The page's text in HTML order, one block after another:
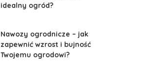
idealny ogród?
Nawozy ogrodnicze – jak
zapewnić wzrost i bujność
Twojemu ogrodowi?